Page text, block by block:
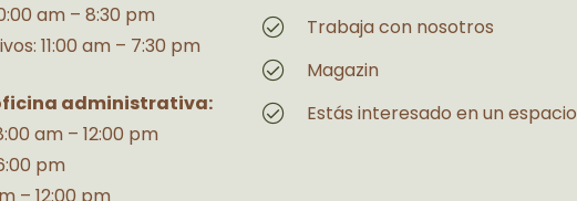
am – 8:30 pm
11:00 am – 7:30 pm
administrativa:
am – 12:00 pm
pm
– 12:00 pm
Trabaja con nosotros
Magazin
Estás interesado en un espacio